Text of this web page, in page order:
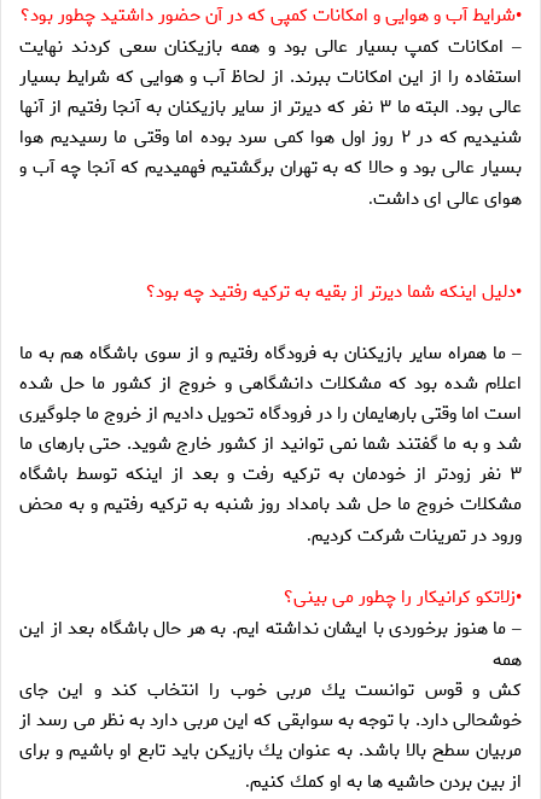
•شرايط آب و هوايى و امكانات كمپى كه در آن حضور داشتيد چطور بود؟
– امكانات كمپ بسيار عالى بود و همه بازيكنان سعى كردند نهايت
استفاده را از اين امكانات ببرند. از لحاظ آب و هوايى كه شرايط بسيار
عالى بود. البته ما ۳ نفر كه ديرتر از ساير بازيكنان به آنجا رفتيم از آنها
شنيديم كه در ۲ روز اول هوا كمى سرد بوده اما وقتى ما رسيديم هوا
بسيار عالى بود و حالا كه به تهران برگشتيم فهميديم كه آنجا چه آب و
هواى عالى اى داشت.
•دليل اينكه شما ديرتر از بقيه به تركيه رفتيد چه بود؟
–ما همراه ساير بازيكنان به فرودگاه رفتيم و از سوى باشگاه هم به ما
اعلام شده بود كه مشكلات دانشگاهى و خروج از كشور ما حل شده
است اما وقتى بارهايمان را در فرودگاه تحويل داديم از خروج ما جلوگيرى
شد و به ما گفتند شما نمى توانيد از كشور خارج شويد. حتى بارهاى ما
۳ نفر زودتر از خودمان به تركيه رفت و بعد از اينكه توسط باشگاه
مشكلات خروج ما حل شد بامداد روز شنبه به تركيه رفتيم و به محض
ورود در تمرينات شركت كرديم.
•زلاتكو كرانيكار را چطور مى بينى؟
– ما هنوز برخوردى با ايشان نداشته ايم. به هر حال باشگاه بعد از اين
همه
كش و قوس توانست يك مربى خوب را انتخاب كند و اين جاى
خوشحالى دارد. با توجه به سوابقى كه اين مربى دارد به نظر مى رسد از
مربيان سطح بالا باشد. به عنوان يك بازيكن بايد تابع او باشيم و براى
از بين بردن حاشيه ها به او كمك كنيم.